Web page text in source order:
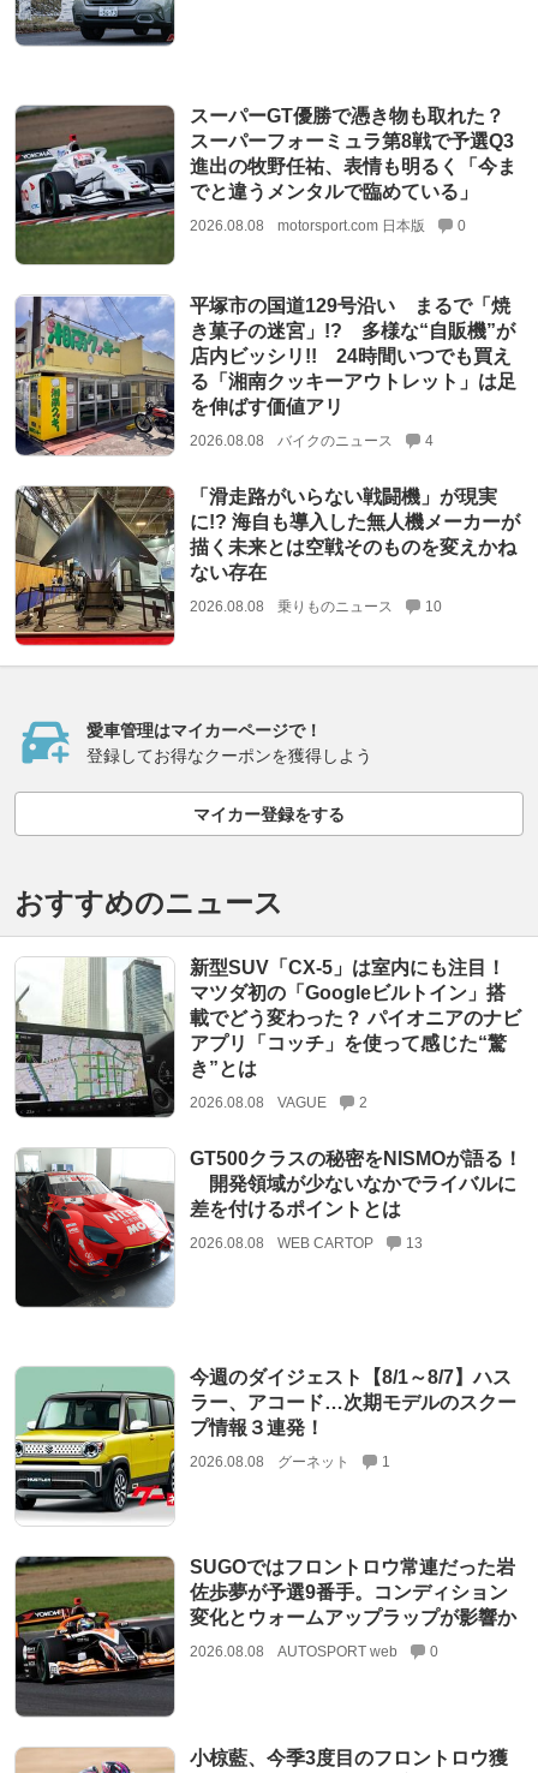
スーパーGT優勝で憑き物も取れた？
スーパーフォーミュラ第8戦で予選Q3
進出の牧野任祐、表情も明るく「今ま
でと違うメンタルで臨めている」
2026.08.08 motorsport.com 日本版 0
平塚市の国道129号沿い まるで「焼
き菓子の迷宮」!? 多様な“自販機”が
店内ビッシリ!! 24時間いつでも買え
る「湘南クッキーアウトレット」は足
を伸ばす価値アリ
2026.08.08 バイクのニュース 4
「滑走路がいらない戦闘機」が現実
に!? 海自も導入した無人機メーカーが
描く未来とは空戦そのものを変えかね
ない存在
2026.08.08 乗りものニュース 10
愛車管理はマイカーページで！
登録してお得なクーポンを獲得しよう
マイカー登録をする
おすすめのニュース
新型SUV「CX-5」は室内にも注目！
マツダ初の「Googleビルトイン」搭
載でどう変わった？ パイオニアのナビ
アプリ「コッチ」を使って感じた“驚
き”とは
2026.08.08 VAGUE 2
GT500クラスの秘密をNISMOが語る！
開発領域が少ないなかでライバルに
差を付けるポイントとは
2026.08.08 WEB CARTOP 13
今週のダイジェスト【8/1～8/7】ハス
ラー、アコード…次期モデルのスクー
プ情報３連発！
2026.08.08 グーネット 1
SUGOではフロントロウ常連だった岩
佐歩夢が予選9番手。コンディション
変化とウォームアップラップが影響か
2026.08.08 AUTOSPORT web 0
小椋藍、今季3度目のフロントロウ獲